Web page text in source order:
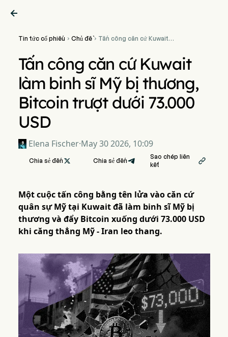

Tin tức cổ phiếu  Chủ đề Tấn công căn cứ Kuwait
USD
Tấn công căn cứ Kuwait
làm binh sĩ Mỹ bị thương,
Bitcoin trượt dưới 73.000
USD
Elena Fischer·May 30 2026, 10:09
Chia sẻ đến  Chia sẻ đến
Sao chép liên
kết

Một cuộc tấn công bằng tên lửa vào căn cứ
quân sự Mỹ tại Kuwait đã làm binh sĩ Mỹ bị
thương và đẩy Bitcoin xuống dưới 73.000 USD
khi căng thẳng Mỹ - Iran leo thang.